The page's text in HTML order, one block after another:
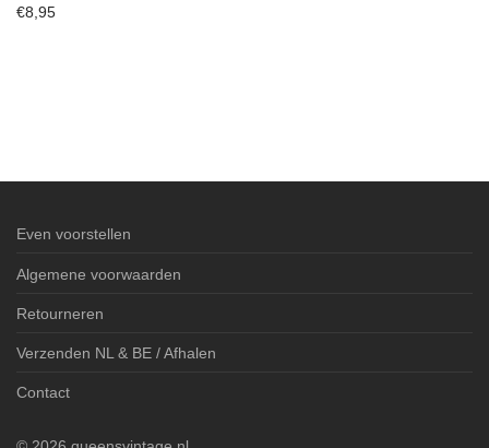
€8,95
Even voorstellen
Algemene voorwaarden
Retourneren
Verzenden NL & BE / Afhalen
Contact